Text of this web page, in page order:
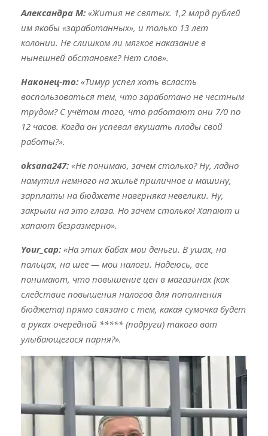
Александра М: «Жития не святых. 1,2 млрд рублей
им якобы «заработанных», и только 13 лет
колонии. Не слишком ли мягкое наказание в
нынешней обстановке? Нет слов».
Наконец-то: «Тимур успел хоть всласть
воспользоваться тем, что заработано не честным
трудом? С учётом того, что работают они 7/0 по
12 часов. Когда он успевал вкушать плоды свой
работы?».
oksana247: «Не понимаю, зачем столько? Ну, ладно
намутил немного на жильё приличное и машину,
зарплаты на бюджете наверняка невелики. Ну,
закрыли на это глаза. Но зачем столько! Хапают и
хапают безразмерно».
Your_cap: «На этих бабах мои деньги. В ушах, на
пальцах, на шее — мои налоги. Надеюсь, всё
понимают, что повышение цен в магазинах (как
следствие повышения налогов для пополнения
бюджета) прямо связано с тем, какая сумочка будет
в руках очередной ***** (подруги) такого вот
улыбающегося парня?».